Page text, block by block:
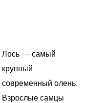
Лось — самый
крупный
современный олень.
Взрослые самцы